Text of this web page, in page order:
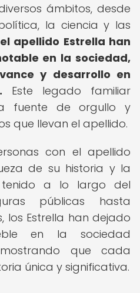
ámbitos, desde
la ciencia y las
apellido Estrella han
en la sociedad,
y desarrollo en
Este legado familiar
fuente de orgullo y
que llevan el apellido.
con el apellido
de su historia y la
tenido a lo largo del
públicas hasta
los Estrella han dejado
en la sociedad
que cada
única y significativa.